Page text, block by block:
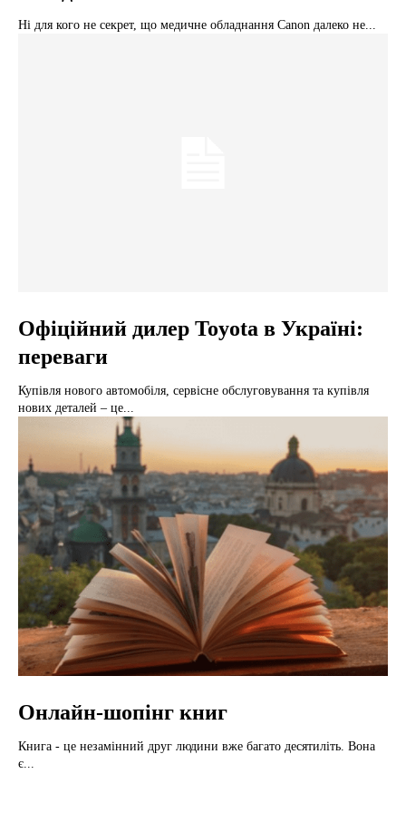
Ні для кого не секрет, що медичне обладнання Canon далеко не...
Офіційний дилер Toyota в Україні:
переваги
Купівля нового автомобіля, сервісне обслуговування та купівля
нових деталей – це...
Онлайн-шопінг книг
Книга - це незамінний друг людини вже багато десятиліть. Вона
є...